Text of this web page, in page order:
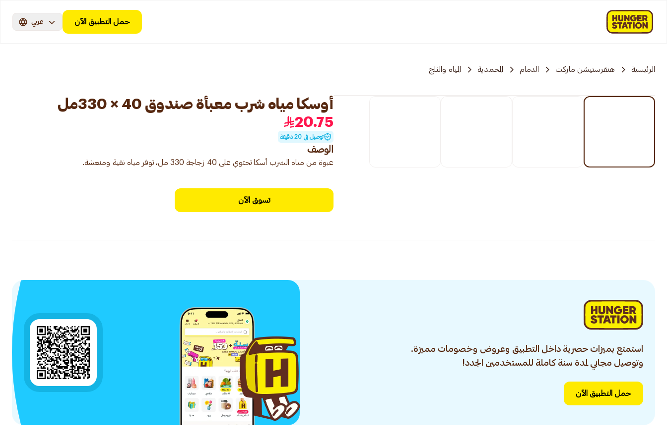
حمل التطبيق الآن عربي
الرئيسية هنقرستيشن ماركت الدمام المحمدية المياه والثلج
أوسكا مياه شرب معبأة صندوق 40 × 330مل
20.75
توصيل في 20 دقيقة
الوصف
عبوة من مياه الشرب أسكا تحتوي على 40 زجاجة 330 مل، توفر مياه نقية ومنعشة.
تسوق الآن
استمتع بميزات حصرية داخل التطبيق وعروض وخصومات مميزة.
وتوصيل مجاني لمدة سنة كاملة للمستخدمين الجدد!
حمل التطبيق الآن